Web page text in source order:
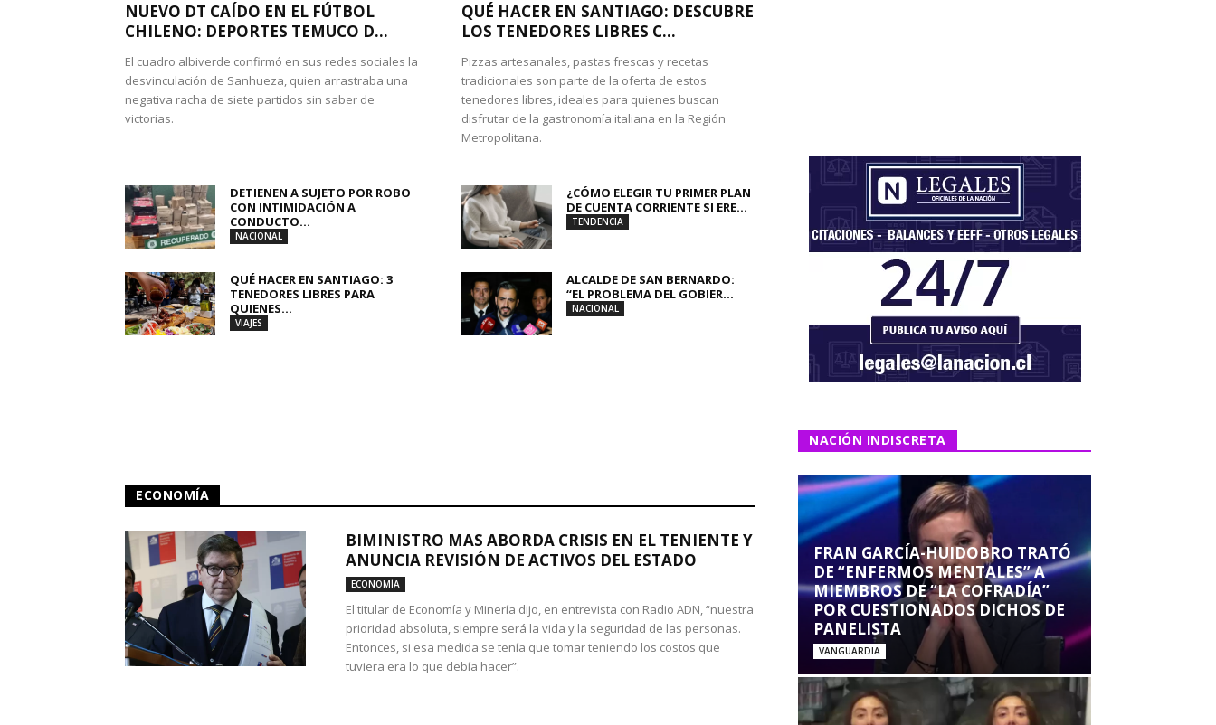
NUEVO DT CAÍDO EN EL FÚTBOL
CHILENO: DEPORTES TEMUCO D...
El cuadro albiverde confirmó en sus redes sociales la
desvinculación de Sanhueza, quien arrastraba una
negativa racha de siete partidos sin saber de
victorias.
QUÉ HACER EN SANTIAGO: DESCUBRE
LOS TENEDORES LIBRES C...
Pizzas artesanales, pastas frescas y recetas
tradicionales son parte de la oferta de estos
tenedores libres, ideales para quienes buscan
disfrutar de la gastronomía italiana en la Región
Metropolitana.
DETIENEN A SUJETO POR ROBO
CON INTIMIDACIÓN A
CONDUCTO...
NACIONAL
¿CÓMO ELEGIR TU PRIMER PLAN
DE CUENTA CORRIENTE SI ERE...
TENDENCIA
QUÉ HACER EN SANTIAGO: 3
TENEDORES LIBRES PARA
QUIENES...
VIAJES
ALCALDE DE SAN BERNARDO:
“EL PROBLEMA DEL GOBIER...
NACIONAL
ECONOMÍA
BIMINISTRO MAS ABORDA CRISIS EN EL TENIENTE Y
ANUNCIA REVISIÓN DE ACTIVOS DEL ESTADO
ECONOMÍA
El titular de Economía y Minería dijo, en entrevista con Radio ADN, “nuestra
prioridad absoluta, siempre será la vida y la seguridad de las personas.
Entonces, si esa medida se tenía que tomar teniendo los costos que
tuviera era lo que debía hacer”.
NACIÓN INDISCRETA
FRAN GARCÍA-HUIDOBRO TRATÓ
DE “ENFERMOS MENTALES” A
MIEMBROS DE “LA COFRADÍA”
POR CUESTIONADOS DICHOS DE
PANELISTA
VANGUARDIA